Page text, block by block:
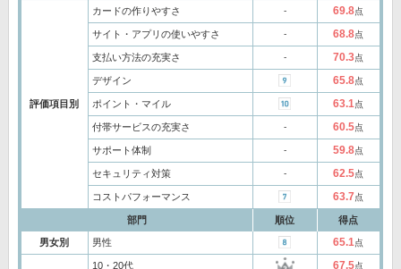
評価項目別
カードの作りやすさ ‐ 69.8点
サイト・アプリの使いやすさ ‐ 68.8点
支払い方法の充実さ ‐ 70.3点
デザイン 65.8点
ポイント・マイル 63.1点
付帯サービスの充実さ ‐ 60.5点
サポート体制 ‐ 59.8点
セキュリティ対策 ‐ 62.5点
コストパフォーマンス 63.7点
部門 順位 得点
男女別 男性 65.1点
10・20代 67.5点